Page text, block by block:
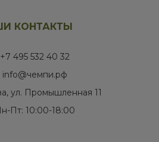
КОНТАКТЫ
+7 495 532 40 32
info@чемпи.рф
ул. Промышленная 11
Пт: 10:00-18:00